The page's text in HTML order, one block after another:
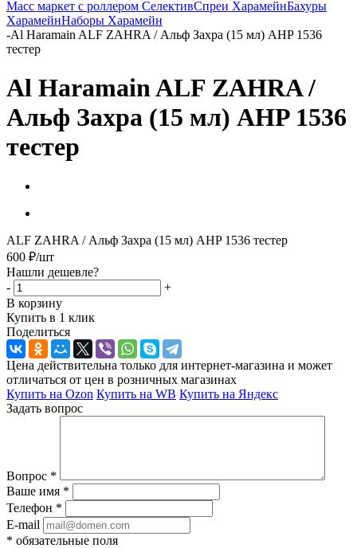
Масс маркет с роллером СелективСпреи ХарамейнБахуры
ХарамейнНаборы Харамейн
-Al Haramain ALF ZAHRA / Альф Захра (15 мл) AHP 1536
тестер
Al Haramain ALF ZAHRA /
Альф Захра (15 мл) AHP 1536
тестер
ALF ZAHRA / Альф Захра (15 мл) AHP 1536 тестер
600 ₽/шт
Нашли дешевле?
-
+
В корзину
Купить в 1 клик
Поделиться
Цена действительна только для интернет-магазина и может
отличаться от цен в розничных магазинах
Купить на Ozon Купить на WB Купить на Яндекс
Задать вопрос
Вопрос *
Ваше имя *
Телефон *
E-mail
* обязательные поля